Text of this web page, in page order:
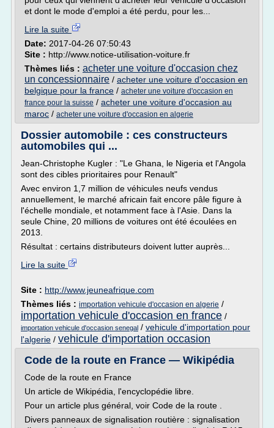
et dont le mode d'emploi a été perdu, pour les...
Lire la suite
Date: 2017-04-26 07:50:43
Site : http://www.notice-utilisation-voiture.fr
Thèmes liés : acheter une voiture d'occasion chez
un concessionnaire / acheter une voiture d'occasion en
belgique pour la france / acheter une voiture d'occasion en
france pour la suisse / acheter une voiture d'occasion au
maroc / acheter une voiture d'occasion en algerie
Dossier automobile : ces constructeurs
automobiles qui ...
Jean-Christophe Kugler : "Le Ghana, le Nigeria et l'Angola
sont des cibles prioritaires pour Renault"
Avec environ 1,7 million de véhicules neufs vendus
annuellement, le marché africain fait encore pâle figure à
l'échelle mondiale, et notamment face à l'Asie. Dans la
seule Chine, 20 millions de voitures ont été écoulées en
2013.
Résultat : certains distributeurs doivent lutter auprès...
Lire la suite
Site : http://www.jeuneafrique.com
Thèmes liés : importation vehicule d'occasion en algerie /
importation vehicule d'occasion en france /
importation vehicule d'occasion senegal / vehicule d'importation pour
l'algerie / vehicule d'importation occasion
Code de la route en France — Wikipédia
Code de la route en France
Un article de Wikipédia, l'encyclopédie libre.
Pour un article plus général, voir Code de la route .
Divers panneaux de signalisation routière : signalisation